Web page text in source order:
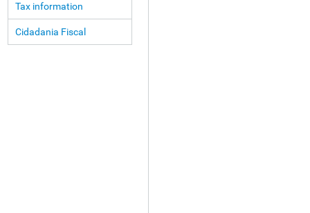
Tax information
Cidadania Fiscal